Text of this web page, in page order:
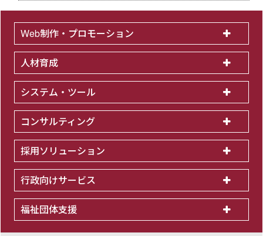
Web制作・プロモーション
人材育成
システム・ツール
コンサルティング
採用ソリューション
行政向けサービス
福祉団体支援